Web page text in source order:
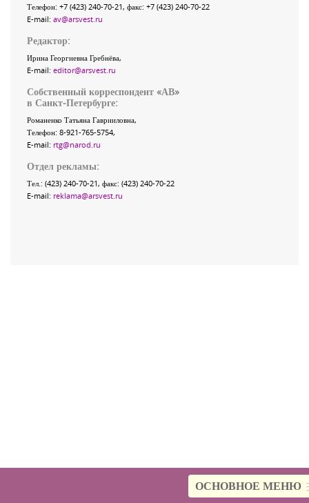
ОСНОВНОЕ МЕНЮ
Телефон: +7 (423) 240-70-21, факс: +7 (423) 240-70-22
E-mail: av@arsvest.ru
Редактор:
Ирина Георгиевна Гребнёва,
E-mail: editor@arsvest.ru
Собственный корреспондент «АВ»
в Санкт-Петербурге:
Романенко Татьяна Гаврииловна,
Телефон: 8-921-765-5754,
E-mail: rtg@narod.ru
Отдел рекламы:
Тел.: (423) 240-70-21, факс: (423) 240-70-22
E-mail: reklama@arsvest.ru